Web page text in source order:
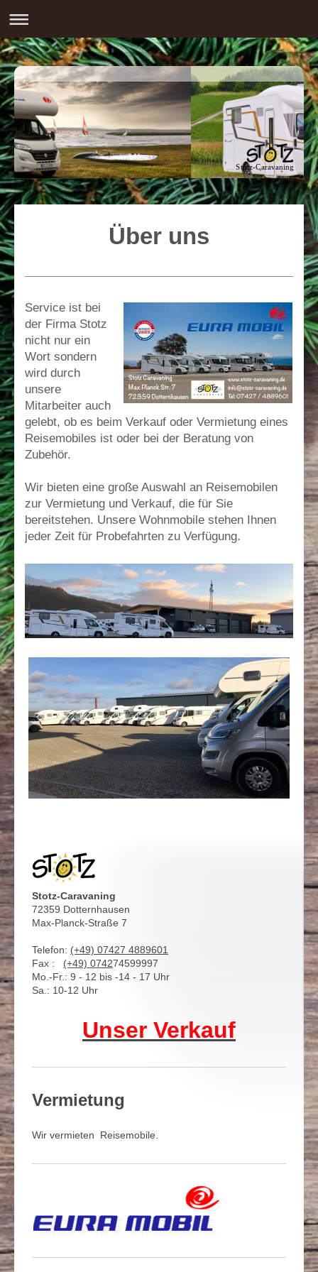
Stotz-Caravaning
Über uns
Service ist bei
der Firma Stotz
nicht nur ein
Wort sondern
wird durch
unsere
Mitarbeiter auch
gelebt, ob es beim Verkauf oder Vermietung eines
Reisemobiles ist oder bei der Beratung von
Zubehör.
Wir bieten eine große Auswahl an Reisemobilen
zur Vermietung und Verkauf, die für Sie
bereitstehen. Unsere Wohnmobile stehen Ihnen
jeder Zeit für Probefahrten zu Verfügung.
Stotz-Caravaning
72359 Dotternhausen
Max-Planck-Straße 7
Telefon: (+49) 07427 4889601
Fax : (+49) 074274599997
Mo.-Fr.: 9 - 12 bis -14 - 17 Uhr
Sa.: 10-12 Uhr
Unser Verkauf
Vermietung
Wir vermieten Reisemobile.